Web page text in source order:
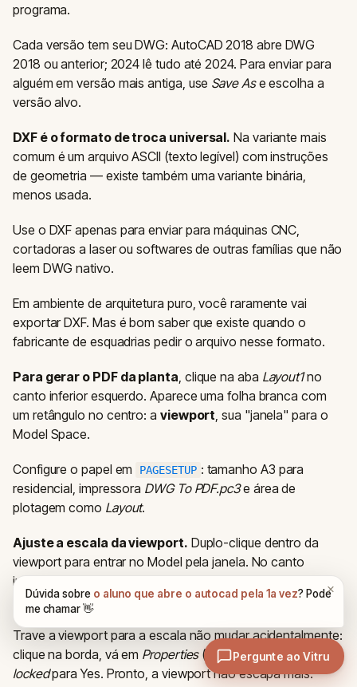
programa.
Cada versão tem seu DWG: AutoCAD 2018 abre DWG
2018 ou anterior; 2024 lê tudo até 2024. Para enviar para
alguém em versão mais antiga, use Save Ase escolha a
versão alvo.
DXF é o formato de troca universal. Na variante mais
comum é um arquivo ASCII (texto legível) com instruções
de geometria — existe também uma variante binária,
menos usada.
Use o DXF apenas para enviar para máquinas CNC,
cortadoras a laser ou softwares de outras famílias que não
leem DWG nativo.
Em ambiente de arquitetura puro, você raramente vai
exportar DXF. Mas é bom saber que existe quando o
fabricante de esquadrias pedir o arquivo nesse formato.
Para gerar o PDF da planta, clique na aba Layout1no
canto inferior esquerdo. Aparece uma folha branca com
um retângulo no centro: a viewport, sua "janela" para o
Model Space.
Configure o papel em PAGESETUP : tamanho A3 para
residencial, impressora DWG To PDF.pc3e área de
plotagem como Layout.
Ajuste a escala da viewport. Duplo-clique dentro da
viewport para entrar no Model pela janela. No canto
inferior direito, clique na escala atual e escolha1:50para
A3 ou1:75para folhas maiores.
Trave a viewport para a escala não mudar acidentalmente:
clique na borda, vá em Properties(Ctrl+1) e mudeDisplay
lockedpara Yes. Pronto, a viewport não escapa mais.